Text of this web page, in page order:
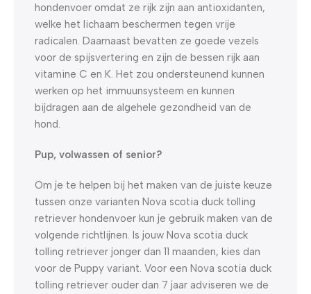
hondenvoer omdat ze rijk zijn aan antioxidanten,
welke het lichaam beschermen tegen vrije
radicalen. Daarnaast bevatten ze goede vezels
voor de spijsvertering en zijn de bessen rijk aan
vitamine C en K. Het zou ondersteunend kunnen
werken op het immuunsysteem en kunnen
bijdragen aan de algehele gezondheid van de
hond.
Pup, volwassen of senior?
Om je te helpen bij het maken van de juiste keuze
tussen onze varianten Nova scotia duck tolling
retriever hondenvoer kun je gebruik maken van de
volgende richtlijnen. Is jouw Nova scotia duck
tolling retriever jonger dan 11 maanden, kies dan
voor de Puppy variant. Voor een Nova scotia duck
tolling retriever ouder dan 7 jaar adviseren we de